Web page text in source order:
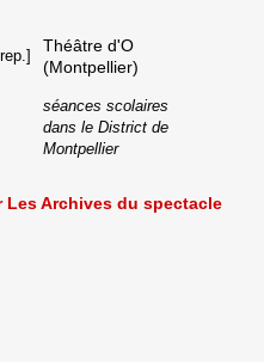
Théâtre d'O
(Montpellier)
séances scolaires
dans le District de
Montpellier
Archives du spectacle